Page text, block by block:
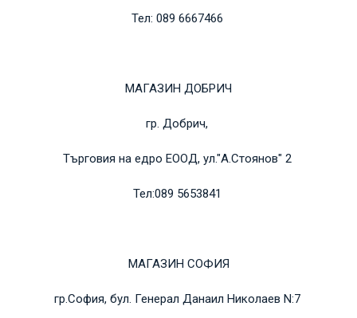
Тел: 089 6667466
МАГАЗИН ДОБРИЧ
гр. Добрич,
Търговия на едро ЕООД, ул."А.Стоянов" 2
Тел:089 5653841
МАГАЗИН СОФИЯ
гр.София, бул. Генерал Данаил Николаев N:7